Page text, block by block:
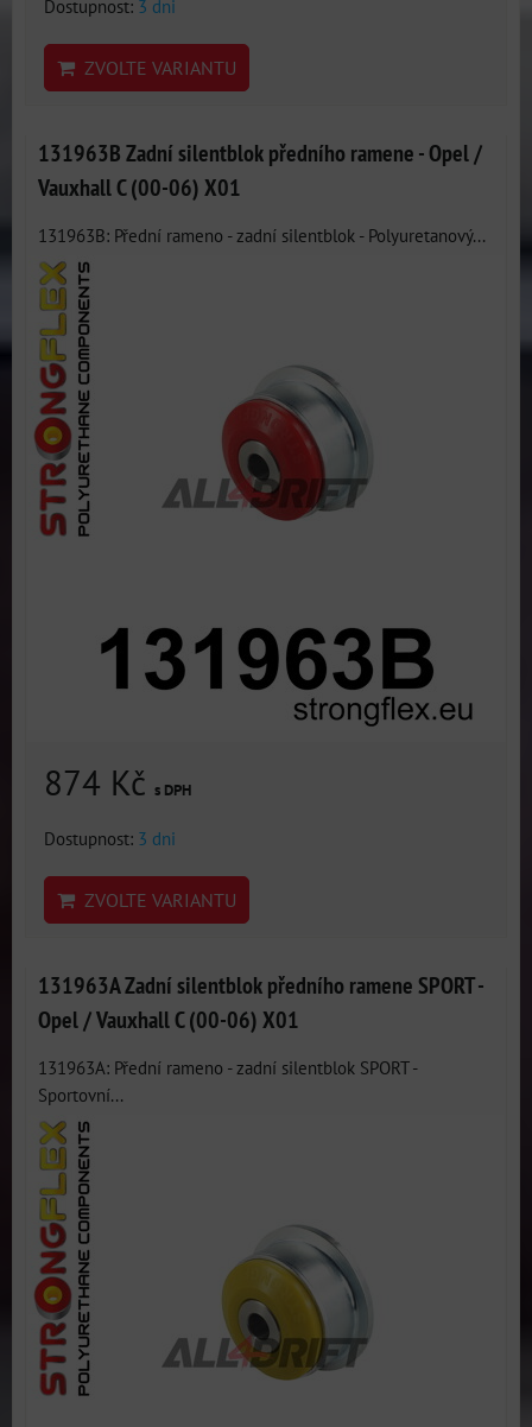
Dostupnost: 3 dni
ZVOLTE VARIANTU
131963B Zadní silentblok předního ramene - Opel /
Vauxhall C (00-06) X01
131963B: Přední rameno - zadní silentblok - Polyuretanový...
874 Kč s DPH
Dostupnost: 3 dni
ZVOLTE VARIANTU
131963A Zadní silentblok předního ramene SPORT -
Opel / Vauxhall C (00-06) X01
131963A: Přední rameno - zadní silentblok SPORT -
Sportovní...